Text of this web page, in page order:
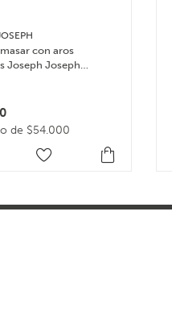
con aros
Joseph Joseph
de $54.000